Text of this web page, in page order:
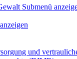
Submenü
und